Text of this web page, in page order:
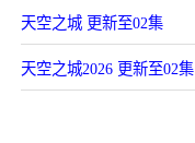
天空之城 更新至02集
天空之城2026 更新至02集